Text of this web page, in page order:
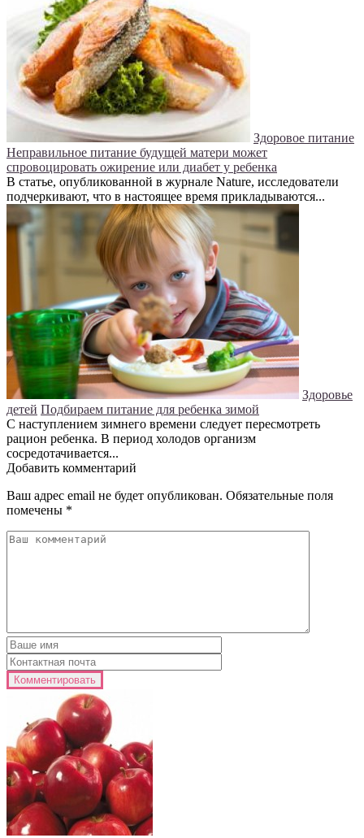
Здоровое питание
Неправильное питание будущей матери может
спровоцировать ожирение или диабет у ребенка
В статье, опубликованной в журнале Nature, исследователи
подчеркивают, что в настоящее время прикладываются...
Здоровье
детей Подбираем питание для ребенка зимой
С наступлением зимнего времени следует пересмотреть
рацион ребенка. В период холодов организм
сосредотачивается...
Добавить комментарий
Ваш адрес email не будет опубликован. Обязательные поля
помечены *